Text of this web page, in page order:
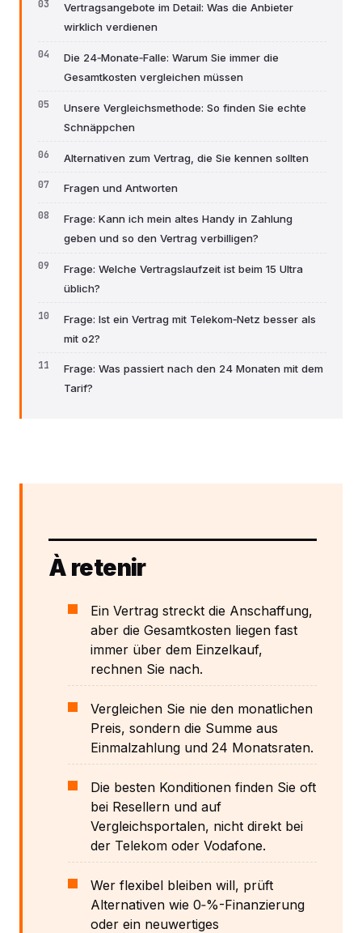
Vertragsangebote im Detail: Was die Anbieter
wirklich verdienen
Die 24‑Monate‑Falle: Warum Sie immer die
Gesamtkosten vergleichen müssen
Unsere Vergleichsmethode: So finden Sie echte
Schnäppchen
Alternativen zum Vertrag, die Sie kennen sollten
Fragen und Antworten
Frage: Kann ich mein altes Handy in Zahlung
geben und so den Vertrag verbilligen?
Frage: Welche Vertragslaufzeit ist beim 15 Ultra
üblich?
Frage: Ist ein Vertrag mit Telekom‑Netz besser als
mit o2?
Frage: Was passiert nach den 24 Monaten mit dem
Tarif?
À retenir
Ein Vertrag streckt die Anschaffung,
aber die Gesamtkosten liegen fast
immer über dem Einzelkauf,
rechnen Sie nach.
Vergleichen Sie nie den monatlichen
Preis, sondern die Summe aus
Einmalzahlung und 24 Monatsraten.
Die besten Konditionen finden Sie oft
bei Resellern und auf
Vergleichsportalen, nicht direkt bei
der Telekom oder Vodafone.
Wer flexibel bleiben will, prüft
Alternativen wie 0‑%-Finanzierung
oder ein neuwertiges